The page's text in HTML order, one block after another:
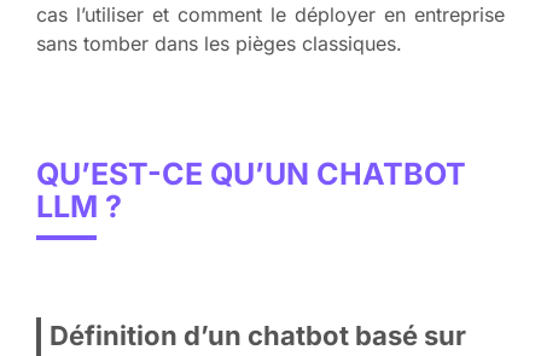
cas l’utiliser et comment le déployer en entreprise
sans tomber dans les pièges classiques.
QU’EST-CE QU’UN CHATBOT
LLM ?
Définition d’un chatbot basé sur